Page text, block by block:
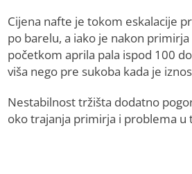
Cijena nafte je tokom eskalacije
po barelu, a iako je nakon primirja
početkom aprila pala ispod 100
viša nego pre sukoba kada je
Nestabilnost tržišta dodatno
oko trajanja primirja i problema u